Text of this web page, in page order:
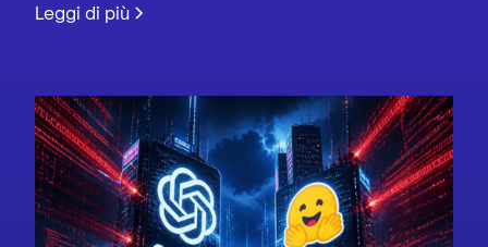
Leggi di più